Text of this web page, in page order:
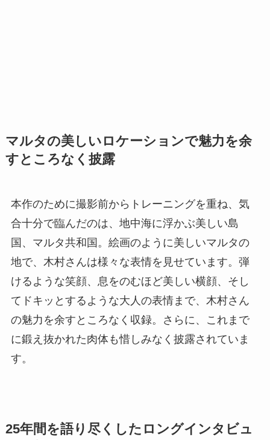
マルタの美しいロケーションで魅力を余
すところなく披露
本作のために撮影前からトレーニングを重ね、気
合十分で臨んだのは、地中海に浮かぶ美しい島
国、マルタ共和国。絵画のように美しいマルタの
地で、木村さんは様々な表情を見せています。弾
けるような笑顔、息をのむほど美しい横顔、そし
てドキッとするような大人の表情まで、木村さん
の魅力を余すところなく収録。さらに、これまで
に鍛え抜かれた肉体も惜しみなく披露されていま
す。
25年間を語り尽くしたロングインタビュ